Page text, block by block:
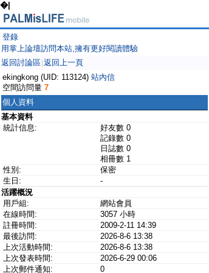
�|
登錄
用掌上論壇訪問本站,擁有更好閱讀體驗
返回討論區 返回上一頁
ekingkong (UID: 113124) 站內信
空間訪問量 7
個人資料
基本資料
統計信息:
好友數 0
記錄數 0
日誌數 0
相冊數 1
性別:
保密
生日:
-
活躍概況
用戶組:
網站會員
在線時間:
3057 小時
註冊時間:
2009-2-11 14:39
最後訪問:
2026-8-6 13:38
上次活動時間:
2026-8-6 13:38
上次發表時間:
2026-6-29 00:06
上次郵件通知:
0